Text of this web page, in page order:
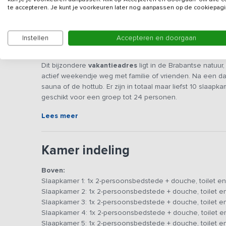
Beschrijving
Dit bijzondere vakantieadres ligt in de Brabantse
actief weekendje weg met familie of vrienden. Na een
sauna of de hottub. Er zijn in totaal maar liefst 10
geschikt voor een groep tot 24 personen.
In de gezellige woonkamer zijn verschillende plekjes
de lange tafel is voldoende plek om met zijn allen een
een feestje te maken. Er is een groot 6-pitsgasfornuis,
koelkasten met diepvriesruimte. Aan een van de vele
gemaakt is of gebracht door de catering, het is alsof je
waar konijntjes achter leven! Vanuit je luie stoel kun je
Je slaapt in ouderwetse bedstedes, maar wel luxe
Lees meer
Kamer indeling
Boven:
Slaapkamer 1: 1x 2-persoonsbedstede + douche, toilet
Slaapkamer 2: 1x 2-persoonsbedstede + douche, toilet
Slaapkamer 3: 1x 2-persoonsbedstede + douche, toilet
Slaapkamer 4: 1x 2-persoonsbedstede + douche, toilet
Slaapkamer 5: 1x 2-persoonsbedstede + douche, toilet
te accepteren. Je kunt je voorkeuren later nog aanpassen op de
Instellen Accepteren en doorgaan